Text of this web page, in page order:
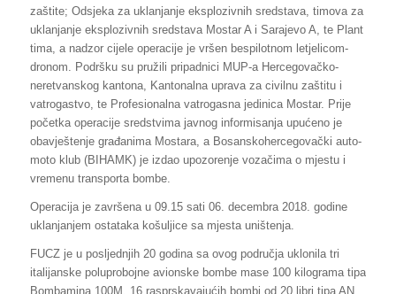
zaštite; Odsjeka za uklanjanje eksplozivnih sredstava, timova za
uklanjanje eksplozivnih sredstava Mostar A i Sarajevo A, te Plant
tima, a nadzor cijele operacije je vršen bespilotnom letjelicom-
dronom. Podršku su pružili pripadnici MUP-a Hercegovačko-
neretvanskog kantona, Kantonalna uprava za civilnu zaštitu i
vatrogastvo, te Profesionalna vatrogasna jedinica Mostar. Prije
početka operacije sredstvima javnog informisanja upućeno je
obavještenje građanima Mostara, a Bosanskohercegovački auto-
moto klub (BIHAMK) je izdao upozorenje vozačima o mjestu i
vremenu transporta bombe.
Operacija je završena u 09.15 sati 06. decembra 2018. godine
uklanjanjem ostataka košuljice sa mjesta uništenja.
FUCZ je u posljednjih 20 godina sa ovog područja uklonila tri
italijanske poluprobojne avionske bombe mase 100 kilograma tipa
Bombamina 100M, 16 rasprskavajućih bombi od 20 libri tipa AN